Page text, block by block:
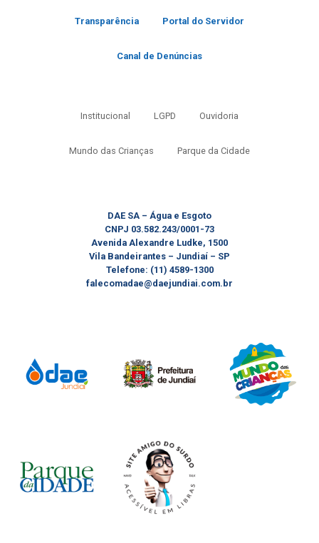
Transparência Portal do Servidor
Canal de Denúncias
Institucional LGPD Ouvidoria
Mundo das Crianças Parque da Cidade
DAE SA – Água e Esgoto
CNPJ 03.582.243/0001-73
Avenida Alexandre Ludke, 1500
Vila Bandeirantes – Jundiaí – SP
Telefone: (11) 4589-1300
falecomadae@daejundiai.com.br